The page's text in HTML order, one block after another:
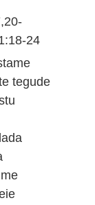
24
tegude